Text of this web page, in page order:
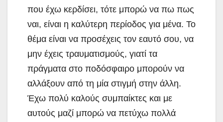
που έχω κερδίσει, τότε μπορώ να πω πως
ναι, είναι η καλύτερη περίοδος για μένα. Το
θέμα είναι να προσέχεις τον εαυτό σου, να
μην έχεις τραυματισμούς, γιατί τα
πράγματα στο ποδόσφαιρο μπορούν να
αλλάξουν από τη μία στιγμή στην άλλη.
Έχω πολύ καλούς συμπαίκτες και με
αυτούς μαζί μπορώ να πετύχω πολλά